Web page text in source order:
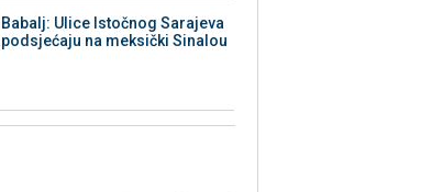
Babalj: Ulice Istočnog Sarajeva
podsjećaju na meksički Sinalou